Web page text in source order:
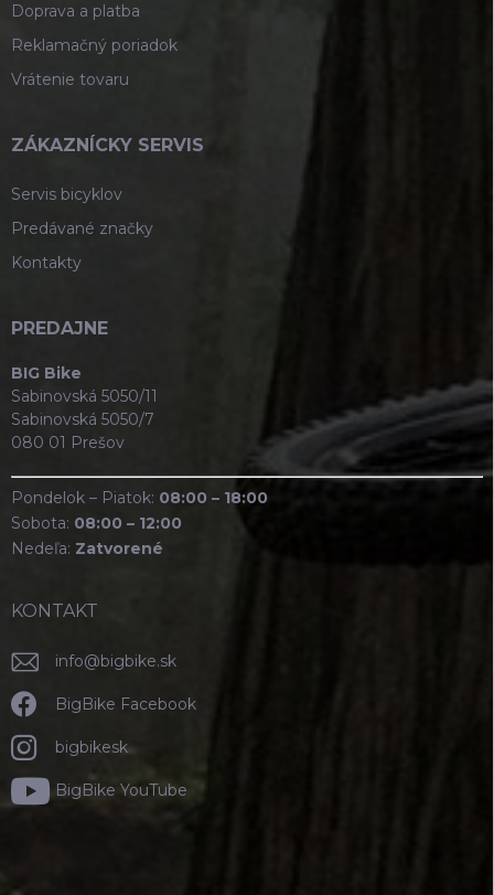
Doprava a platba
Reklamačný poriadok
Vrátenie tovaru
ZÁKAZNÍCKY SERVIS
Servis bicyklov
Predávané značky
Kontakty
PREDAJNE
BIG Bike
Sabinovská 5050/11
Sabinovská 5050/7
080 01 Prešov
Pondelok – Piatok: 08:00 – 18:00
Sobota: 08:00 – 12:00
Nedeľa: Zatvorené
KONTAKT
info@bigbike.sk
BigBike Facebook
bigbikesk
BigBike YouTube